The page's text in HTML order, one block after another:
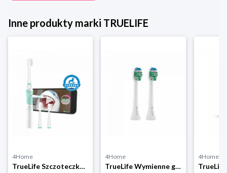
Inne produkty marki TRUELIFE
4Home
TrueLife Szczoteczka soniczna dla dzieci SonicBrush Kid G
4Home
TrueLife Wymienne główki SonicBrush Compact Standard Duo Pack, 2 szt.
4Home